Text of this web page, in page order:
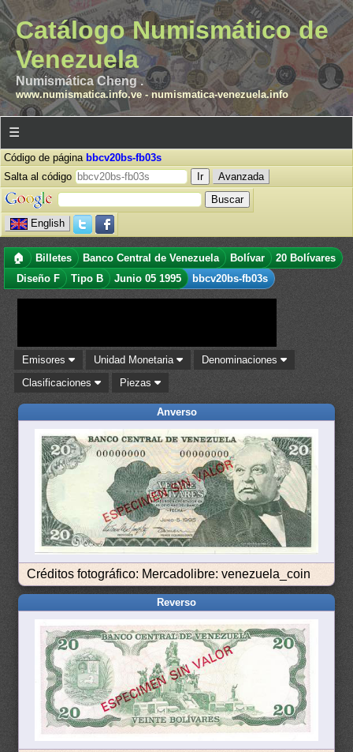
Catálogo Numismático de
Venezuela
Numismática Cheng .
www.numismatica.info.ve- numismatica-venezuela.info
☰
Código de página bbcv20bs-fb03s
Salta al código
Avanzada
English
🏠 Billetes Banco Central de Venezuela Bolívar
20 Bolívares
Diseño F
Tipo B Junio 05 1995 bbcv20bs-fb03s
Emisores Unidad Monetaria
Denominaciones
Clasificaciones
Piezas
Anverso
Créditos fotográfico: Mercadolibre: venezuela_coin
Reverso